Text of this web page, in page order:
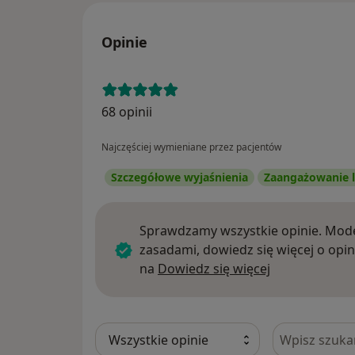
Opinie
68 opinii
Najczęściej wymieniane przez pacjentów
Szczegółowe wyjaśnienia Zaangażowanie
Sprawdzamy wszystkie opinie.
zasadami, dowiedz się więcej o
na Dowiedz się więcej
Szukaj w